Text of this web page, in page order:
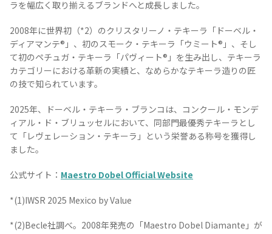
ラを幅広く取り揃えるブランドへと成長しました。
2008年に世界初（*2）のクリスタリーノ・テキーラ「ドーベル・
ディアマンテ®」、初のスモーク・テキーラ「ウミート®」、そし
て初のペチュガ・テキーラ「パヴィート®」を生み出し、テキーラ
カテゴリーにおける革新の実績と、なめらかなテキーラ造りの匠
の技で知られています。
2025年、ドーベル・テキーラ・ブランコは、コンクール・モンデ
ィアル・ド・ブリュッセルにおいて、同部門最優秀テキーラとし
て「レヴェレーション・テキーラ」という栄誉ある称号を獲得し
ました。
公式サイト： Maestro Dobel Official Website
*(1)IWSR 2025 Mexico by Value
*(2)Becle社調べ。2008年発売の「Maestro Dobel Diamante」が